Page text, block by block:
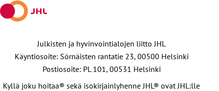
Julkisten ja hyvinvointialojen liitto JHL
Käyntiosoite: Sörnäisten rantatie 23, 00500 Helsinki
Postiosoite: PL 101, 00531 Helsinki
Kyllä joku hoitaa® sekä isokirjainlyhenne JHL® ovat JHL:lle